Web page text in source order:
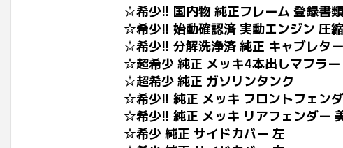
☆希少!! 国内物 純正フレーム 登録書
☆希少!! 始動確認済 実動エンジン 圧
☆希少!! 分解洗浄済 純正 キャブレタ
☆超希少 純正 メッキ4本出しマフラ
☆超希少 純正 ガソリンタンク
☆希少!! 純正 メッキ フロントフェン
☆希少!! 純正 メッキ リアフェンダー
☆希少 純正 サイドカバー 左